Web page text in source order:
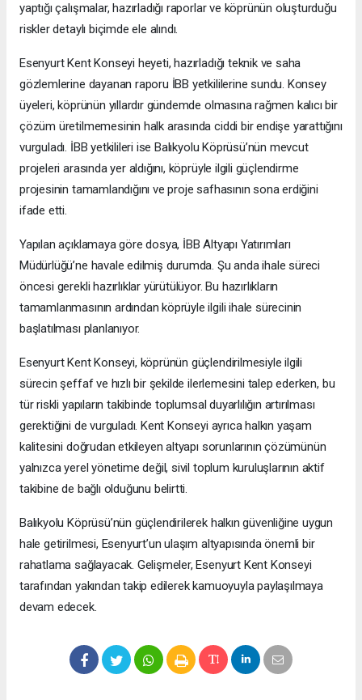
yaptığı çalışmalar, hazırladığı raporlar ve köprünün oluşturduğu
riskler detaylı biçimde ele alındı.
Esenyurt Kent Konseyi heyeti, hazırladığı teknik ve saha
gözlemlerine dayanan raporu İBB yetkililerine sundu. Konsey
üyeleri, köprünün yıllardır gündemde olmasına rağmen kalıcı bir
çözüm üretilmemesinin halk arasında ciddi bir endişe yarattığını
vurguladı. İBB yetkilileri ise Balıkyolu Köprüsü’nün mevcut
projeleri arasında yer aldığını, köprüyle ilgili güçlendirme
projesinin tamamlandığını ve proje safhasının sona erdiğini
ifade etti.
Yapılan açıklamaya göre dosya, İBB Altyapı Yatırımları
Müdürlüğü’ne havale edilmiş durumda. Şu anda ihale süreci
öncesi gerekli hazırlıklar yürütülüyor. Bu hazırlıkların
tamamlanmasının ardından köprüyle ilgili ihale sürecinin
başlatılması planlanıyor.
Esenyurt Kent Konseyi, köprünün güçlendirilmesiyle ilgili
sürecin şeffaf ve hızlı bir şekilde ilerlemesini talep ederken, bu
tür riskli yapıların takibinde toplumsal duyarlılığın artırılması
gerektiğini de vurguladı. Kent Konseyi ayrıca halkın yaşam
kalitesini doğrudan etkileyen altyapı sorunlarının çözümünün
yalnızca yerel yönetime değil, sivil toplum kuruluşlarının aktif
takibine de bağlı olduğunu belirtti.
Balıkyolu Köprüsü’nün güçlendirilerek halkın güvenliğine uygun
hale getirilmesi, Esenyurt’un ulaşım altyapısında önemli bir
rahatlama sağlayacak. Gelişmeler, Esenyurt Kent Konseyi
tarafından yakından takip edilerek kamuoyuyla paylaşılmaya
devam edecek.